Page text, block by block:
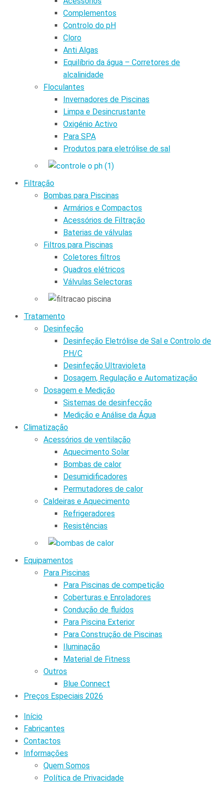
Complementos
Controlo do pH
Cloro
Anti Algas
Equilíbrio da água – Corretores de
alcalinidade
Floculantes
Invernadores de Piscinas
Limpa e Desincrustante
Oxigénio Activo
Para SPA
Produtos para eletrólise de sal
Filtração
Bombas para Piscinas
Armários e Compactos
Acessórios de Filtração
Baterias de válvulas
Filtros para Piscinas
Coletores filtros
Quadros elétricos
Válvulas Selectoras
Tratamento
Desinfeção
Desinfeção Eletrólise de Sal e Controlo de
PH/C
Desinfeção Ultravioleta
Dosagem, Regulação e Automatização
Dosagem e Medição
Sistemas de desinfecção
Medição e Análise da Água
Climatização
Acessórios de ventilação
Aquecimento Solar
Bombas de calor
Desumidificadores
Permutadores de calor
Caldeiras e Aquecimento
Refrigeradores
Resistências
Equipamentos
Para Piscinas
Para Piscinas de competição
Coberturas e Enroladores
Condução de fluídos
Para Piscina Exterior
Para Construção de Piscinas
Iluminação
Material de Fitness
Outros
Blue Connect
Preços Especiais 2026
Início
Fabricantes
Contactos
Informações
Quem Somos
Política de Privacidade